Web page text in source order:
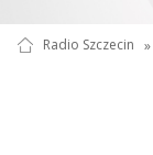
Radio Szczecin »